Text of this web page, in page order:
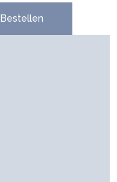
Bestellen